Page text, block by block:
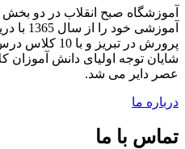
آموزشگاه صبح انقلاب در دو بخش
آموزشی
پرورش در تبریز
شایان توجه اولیای دانش آموزان
عصر دایر می شد.
درباره ما
تماس با ما